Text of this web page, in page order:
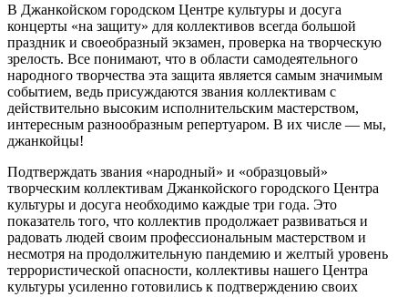
В Джанкойском городском Центре культуры и досуга
концерты «на защиту» для коллективов всегда большой
праздник и своеобразный экзамен, проверка на творческую
зрелость. Все понимают, что в области самодеятельного
народного творчества эта защита является самым значимым
событием, ведь присуждаются звания коллективам с
действительно высоким исполнительским мастерством,
интересным разнообразным репертуаром. В их числе — мы,
джанкойцы!
Подтверждать звания «народный» и «образцовый»
творческим коллективам Джанкойского городского Центра
культуры и досуга необходимо каждые три года. Это
показатель того, что коллектив продолжает развиваться и
радовать людей своим профессиональным мастерством и
несмотря на продолжительную пандемию и желтый уровень
террористической опасности, коллективы нашего Центра
культуры усиленно готовились к подтверждению своих